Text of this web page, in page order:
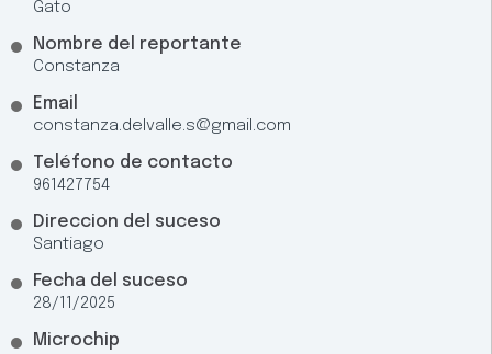
Gato
Nombre del reportante
Constanza
Email
constanza.delvalle.s@gmail.com
Teléfono de contacto
961427754
Direccion del suceso
Santiago
Fecha del suceso
28/11/2025
Microchip